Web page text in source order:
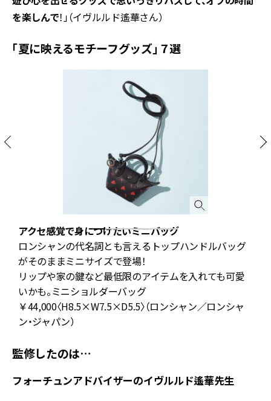
を楽しんで！」（イヴルルド遙華さん）
「夏に映えるモチーフグッズ」７選
アクセ感覚で身につけたいミニバッグ
ロンシャンの代名詞とも言えるトップハンドルバッグ
がそのままミニサイズで登場！
リップや家の鍵など最低限のアイテムを入れても可愛
いかも。ミニショルダーバッグ
￥44,000〈H8.5×W7.5×D5.5〉（ロンシャン／ロンシャ
ン・ジャパン）
監修したのは…
フォーチュンアドバイザーのイヴルルド遙華先生